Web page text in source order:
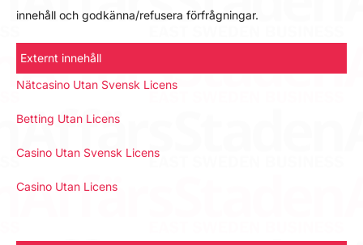
innehåll och godkänna/refusera förfrågningar.
Externt innehåll
Nätcasino Utan Svensk Licens
Betting Utan Licens
Casino Utan Svensk Licens
Casino Utan Licens